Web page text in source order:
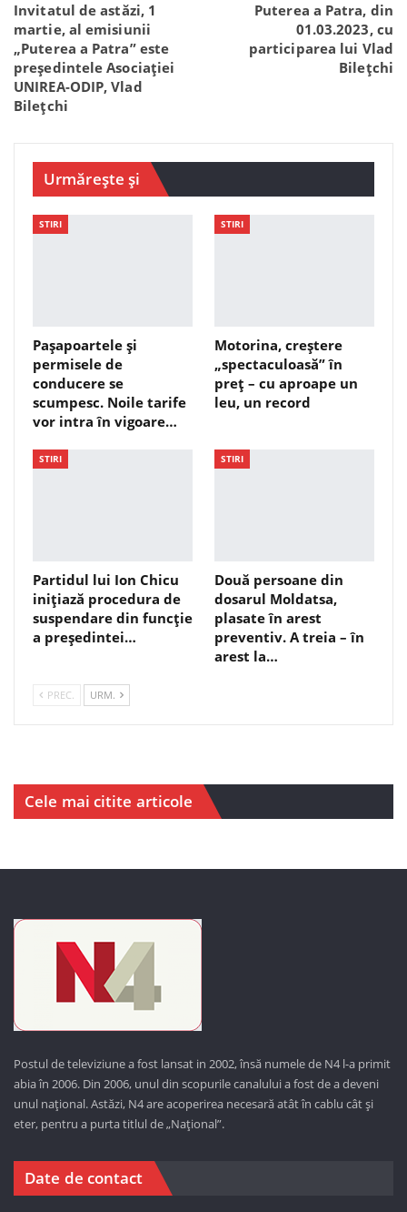
Invitatul de astăzi, 1
martie, al emisiunii
„Puterea a Patra” este
președintele Asociației
UNIREA-ODIP, Vlad
Bilețchi
Puterea a Patra, din
01.03.2023, cu
participarea lui Vlad
Bilețchi
Urmărește și
STIRI
Pașapoartele și
permisele de
conducere se
scumpesc. Noile tarife
vor intra în vigoare…
STIRI
Motorina, creștere
„spectaculoasă” în
preț – cu aproape un
leu, un record
STIRI
Partidul lui Ion Chicu
inițiază procedura de
suspendare din funcție
a președintei…
STIRI
Două persoane din
dosarul Moldatsa,
plasate în arest
preventiv. A treia – în
arest la…
PREC. URM.
Cele mai citite articole
Postul de televiziune a fost lansat in 2002, însă numele de N4 l-a primit
abia în 2006. Din 2006, unul din scopurile canalului a fost de a deveni
unul național. Astăzi, N4 are acoperirea necesară atât în cablu cât și
eter, pentru a purta titlul de „Național”.
Date de contact